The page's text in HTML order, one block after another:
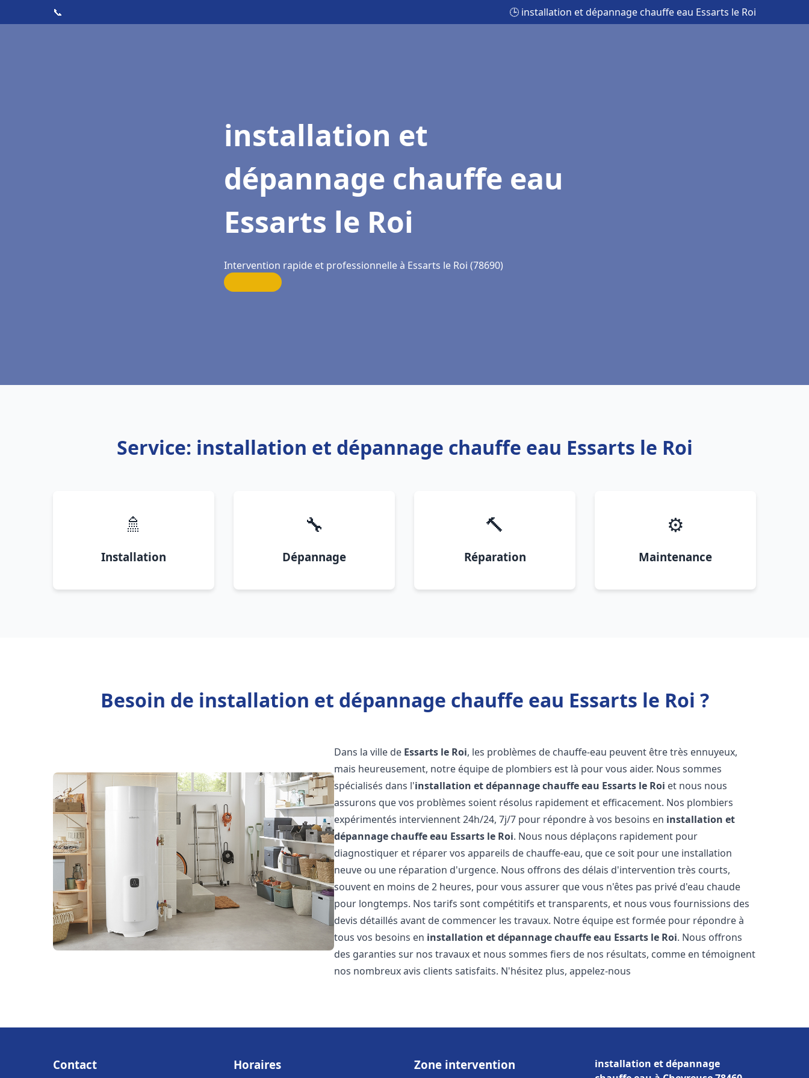
📞 🕒 installation et dépannage chauffe eau Essarts le Roi
installation et
dépannage chauffe eau
Essarts le Roi
Intervention rapide et professionnelle à Essarts le Roi (78690)
Service: installation et dépannage chauffe eau Essarts le Roi
🚿
Installation
🔧
Dépannage
🔨
Réparation
⚙️
Maintenance
Besoin de installation et dépannage chauffe eau Essarts le Roi ?
Dans la ville de Essarts le Roi, les problèmes de chauffe-eau peuvent être très ennuyeux,
mais heureusement, notre équipe de plombiers est là pour vous aider. Nous sommes
spécialisés dans l'installation et dépannage chauffe eau Essarts le Roi et nous nous
assurons que vos problèmes soient résolus rapidement et efficacement. Nos plombiers
expérimentés interviennent 24h/24, 7j/7 pour répondre à vos besoins en installation et
dépannage chauffe eau Essarts le Roi. Nous nous déplaçons rapidement pour
diagnostiquer et réparer vos appareils de chauffe-eau, que ce soit pour une installation
neuve ou une réparation d'urgence. Nous offrons des délais d'intervention très courts,
souvent en moins de 2 heures, pour vous assurer que vous n'êtes pas privé d'eau chaude
pour longtemps. Nos tarifs sont compétitifs et transparents, et nous vous fournissions des
devis détaillés avant de commencer les travaux. Notre équipe est formée pour répondre à
tous vos besoins en installation et dépannage chauffe eau Essarts le Roi. Nous offrons
des garanties sur nos travaux et nous sommes fiers de nos résultats, comme en témoignent
nos nombreux avis clients satisfaits. N'hésitez plus, appelez-nous
Contact Horaires Zone intervention
installation et dépannage